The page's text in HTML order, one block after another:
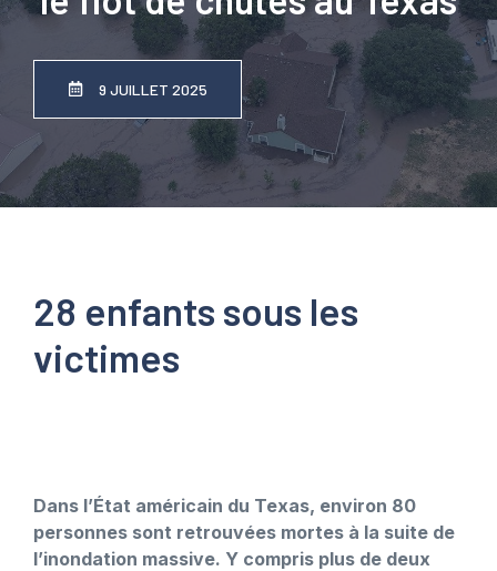
9 JUILLET 2025
28 enfants sous les
victimes
Dans l’État américain du Texas, environ 80
personnes sont retrouvées mortes à la suite de
l’inondation massive. Y compris plus de deux